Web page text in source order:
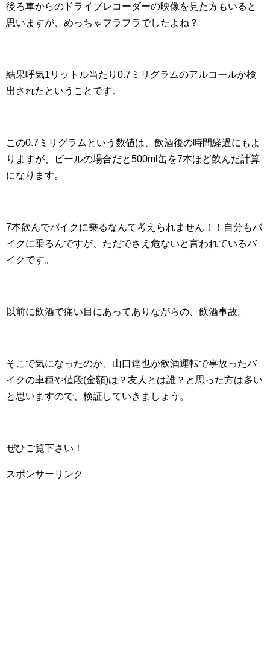
後ろ車からのドライブレコーダーの映像を見た方もいると
思いますが、めっちゃフラフラでしたよね？
結果呼気1リットル当たり0.7ミリグラムのアルコールが検
出されたということです。
この0.7ミリグラムという数値は、飲酒後の時間経過にもよ
りますが、ビールの場合だと500ml缶を7本ほど飲んだ計算
になります。
7本飲んでバイクに乗るなんて考えられません！！自分もバ
イクに乗るんですが、ただでさえ危ないと言われているバ
イクです。
以前に飲酒で痛い目にあってありながらの、飲酒事故。
そこで気になったのが、山口達也が飲酒運転で事故ったバ
イクの車種や値段(金額)は？友人とは誰？と思った方は多い
と思いますので、検証していきましょう。
ぜひご覧下さい！
スポンサーリンク